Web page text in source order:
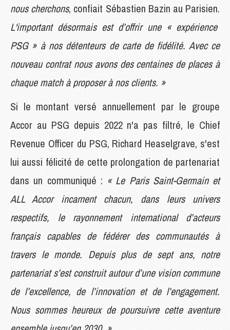
nous cherchons, confiait Sébastien Bazin au Parisien.
L'important désormais est d’offrir une « expérience
PSG » à nos détenteurs de carte de fidélité. Avec ce
nouveau contrat nous avons des centaines de places à
chaque match à proposer à nos clients. »
Si le montant versé annuellement par le groupe
Accor au PSG depuis 2022 n'a pas filtré, le Chief
Revenue Officer du PSG, Richard Heaselgrave, s'est
lui aussi félicité de cette prolongation de partenariat
dans un communiqué : « Le Paris Saint-Germain et
ALL Accor incarnent chacun, dans leurs univers
respectifs, le rayonnement international d’acteurs
français capables de fédérer des communautés à
travers le monde. Depuis plus de sept ans, notre
partenariat s’est construit autour d’une vision commune
de l’excellence, de l’innovation et de l’engagement.
Nous sommes heureux de poursuivre cette aventure